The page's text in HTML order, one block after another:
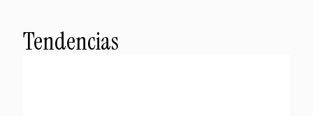
Tendencias